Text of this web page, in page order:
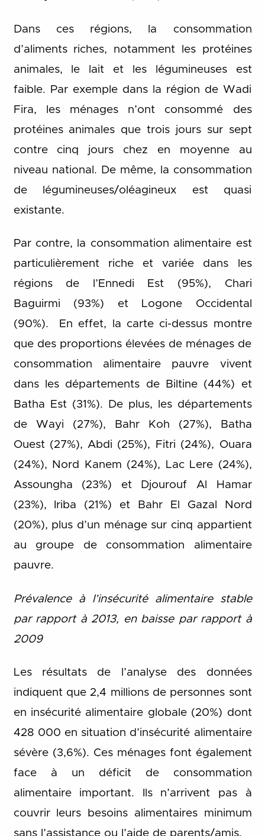
Dans ces régions, la consommation
d’aliments riches, notamment les protéines
animales, le lait et les légumineuses est
faible. Par exemple dans la région de Wadi
Fira, les ménages n’ont consommé des
protéines animales que trois jours sur sept
contre cinq jours chez en moyenne au
niveau national. De même, la consommation
de légumineuses/oléagineux est quasi
existante.
Par contre, la consommation alimentaire est
particulièrement riche et variée dans les
régions de l’Ennedi Est (95%), Chari
Baguirmi (93%) et Logone Occidental
(90%). En effet, la carte ci-dessus montre
que des proportions élevées de ménages de
consommation alimentaire pauvre vivent
dans les départements de Biltine (44%) et
Batha Est (31%). De plus, les départements
de Wayi (27%), Bahr Koh (27%), Batha
Ouest (27%), Abdi (25%), Fitri (24%), Ouara
(24%), Nord Kanem (24%), Lac Lere (24%),
Assoungha (23%) et Djourouf Al Hamar
(23%), Iriba (21%) et Bahr El Gazal Nord
(20%), plus d’un ménage sur cinq appartient
au groupe de consommation alimentaire
pauvre.
Prévalence à l’insécurité alimentaire stable
par rapport à 2013, en baisse par rapport à
2009
Les résultats de l’analyse des données
indiquent que 2,4 millions de personnes sont
en insécurité alimentaire globale (20%) dont
428 000 en situation d’insécurité alimentaire
sévère (3,6%). Ces ménages font également
face à un déficit de consommation
alimentaire important. Ils n’arrivent pas à
couvrir leurs besoins alimentaires minimum
sans l’assistance ou l’aide de parents/amis.